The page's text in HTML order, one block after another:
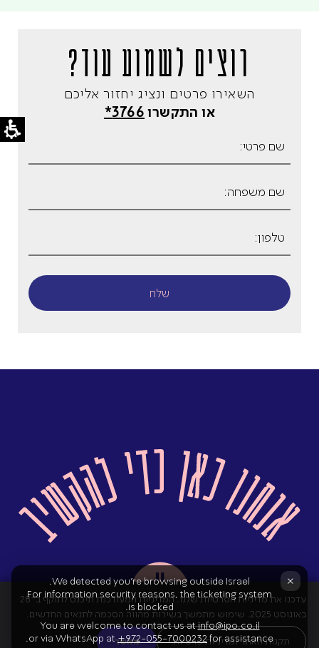
רוצים לשמוע עוד?
השאירו פרטים ונציג יחזור אליכם
או התקשרו 3766*
עדכנו את מדיניות הפרטיות שלנו. המדיניות המעודכנת תיכנס לתוקף ב־28
באוגוסט 2025. שימוש מתמשך בשירות מהווה הסכמה לתנאים החדשים.
תקנות האתר ומדיניות פרטיות מאשר
×
We detected you're browsing outside Israel.
For information security reasons, the ticketing system
is blocked.
You are welcome to contact us atinfo@ipo.co.il
or via WhatsApp at+972-055-7000232for assistance.